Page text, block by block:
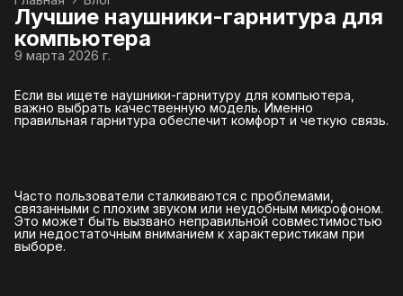
Лучшие наушники-гарнитура для
компьютера
9 марта 2026 г.
Если вы ищете наушники-гарнитуру для компьютера,
важно выбрать качественную модель. Именно
правильная гарнитура обеспечит комфорт и четкую связь.
Часто пользователи сталкиваются с проблемами,
связанными с плохим звуком или неудобным микрофоном.
Это может быть вызвано неправильной совместимостью
или недостаточным вниманием к характеристикам при
выборе.